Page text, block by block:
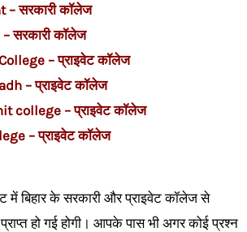
सरकारी कॉलेज
सरकारी कॉलेज
– प्राइवेट कॉलेज
– प्राइवेट कॉलेज
college – प्राइवेट कॉलेज
– प्राइवेट कॉलेज
में बिहार के सरकारी और प्राइवेट कॉलेज से
हो गई होगी। आपके पास भी अगर कोई प्रश्न